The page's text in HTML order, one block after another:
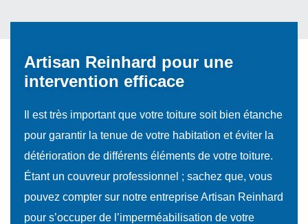
Artisan Reinhard pour une
intervention efficace
Il est très important que votre toiture soit bien étanche
pour garantir la tenue de votre habitation et éviter la
détérioration de différents éléments de votre toiture.
Étant un couvreur professionnel ; sachez que, vous
pouvez compter sur notre entreprise Artisan Reinhard
pour s’occuper de l’imperméabilisation de votre